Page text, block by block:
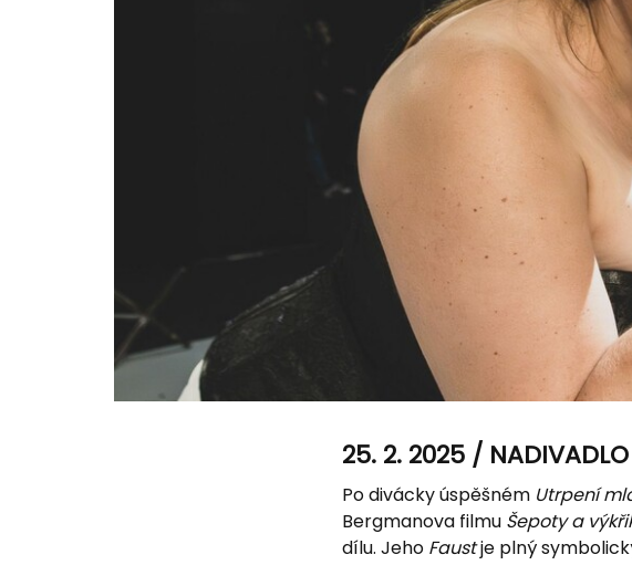
25. 2. 2025 /
Po divácky úspěšném Utrpení
Bergmanova filmu Šepoty a
dílu. Jeho Faustje plný